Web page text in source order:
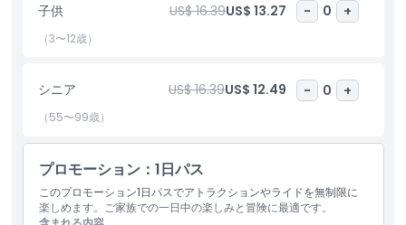
含まれるもの
子供／大人ポリシー
営業時間
子供 US$ 16.39US$ 13.27 - 0 +
（3〜12歳）
シニア US$ 16.39US$ 12.49 - 0 +
（55〜99歳）
プロモーション：1日パス
このプロモーション1日パスでアトラクションやライドを無制限に
楽しめます。ご家族での一日中の楽しみと冒険に最適です。